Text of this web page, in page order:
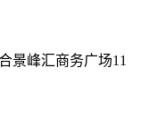
景峰汇商务广场11